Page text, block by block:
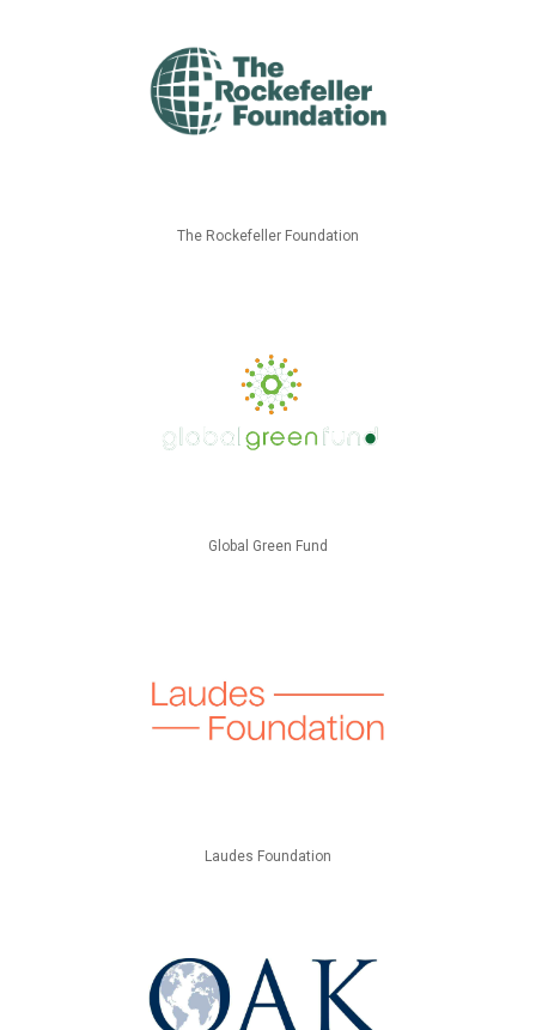
The Rockefeller Foundation
Global Green Fund
Laudes Foundation